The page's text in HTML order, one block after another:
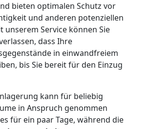
bieten optimalen Schutz vor
und anderen potenziellen
unserem Service können Sie
dass Ihre
in einwandfreiem
bis Sie bereit für den Einzug
kann für beliebig
in Anspruch genommen
für ein paar Tage, während die